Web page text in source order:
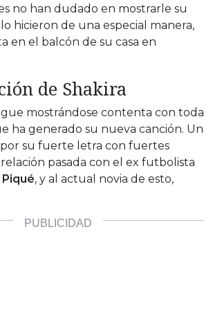
no han dudado en mostrarle su
hicieron de una especial manera,
en el balcón de su casa en
de Shakira
mostrándose contenta con toda
ha generado su nueva canción. Un
su fuerte letra con fuertes
pasada con el ex futbolista
, y al actual novia de esto,